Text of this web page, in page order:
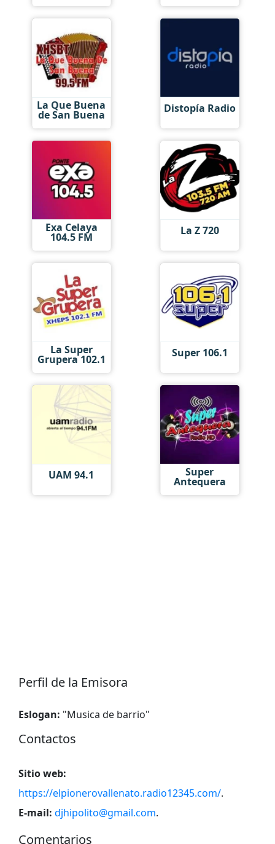
La Que Buena
de San Buena Distopía Radio
Exa Celaya
104.5 FM La Z 720
La Super
Grupera 102.1 Super 106.1
UAM 94.1 Super
Antequera
Perfil de la Emisora
Eslogan: "Musica de barrio"
Contactos
Sitio web:
https://elpionerovallenato.radio12345.com/.
E-mail: djhipolito@gmail.com.
Comentarios